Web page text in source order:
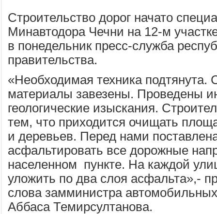
Строительство дорог начато
Минавтодора Чечни на 12-м
в понедельник пресс-служба
правительства.
«Необходимая техника подтянута.
материалы завезены. Проведены
геологические изыскания.
тем, что приходится очищать
и деревьев. Перед нами
асфальтировать все дорожные
населенном пункте. На каждой
уложить по два слоя асфальта»,-
слова замминистра
Аббаса Темирсултанова.